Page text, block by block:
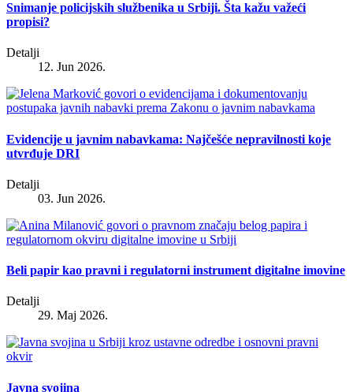
Snimanje policijskih službenika u Srbiji. Šta kažu važeći
propisi?
Detalji
12. Jun 2026.
Evidencije u javnim nabavkama: Najčešće nepravilnosti koje
utvrđuje DRI
Detalji
03. Jun 2026.
Beli papir kao pravni i regulatorni instrument digitalne imovine
Detalji
29. Maj 2026.
Javna svojina